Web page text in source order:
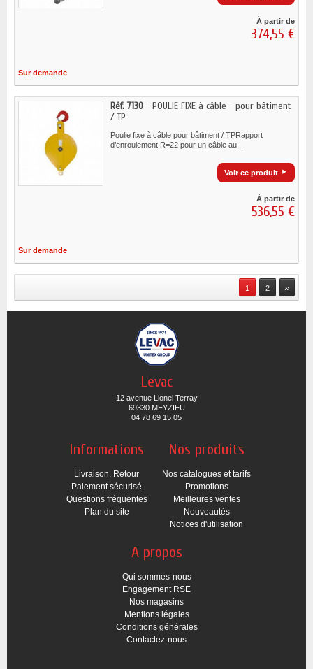
À partir de
374,55 €
Sur demande
Réf. 7130 - POULIE FIXE à câble - pour bâtiment
/ TP
Poulie fixe à câble pour bâtiment / TPRapport
d’enroulement R=22 pour un câble au...
Voir ce produit
À partir de
536,55 €
Sur demande
1 2 »
Levac
12 avenue Lionel Terray
69330 MEYZIEU
04 78 69 15 05
Informations
Livraison, Retour
Paiement sécurisé
Questions fréquentes
Plan du site
Nos produits
Nos catalogues et tarifs
Promotions
Meilleures ventes
Nouveautés
Notices d'utilisation
A propos
Qui sommes-nous
Engagement RSE
Nos magasins
Mentions légales
Conditions générales
Contactez-nous